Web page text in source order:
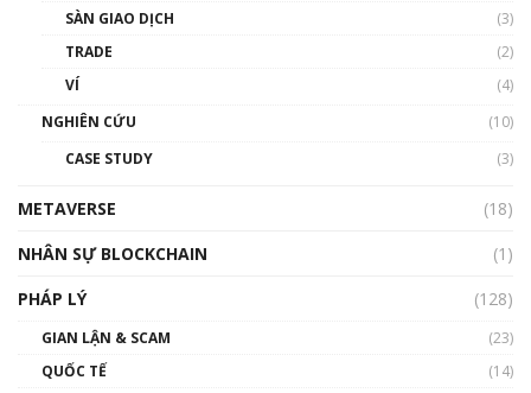
thống & Crypto qua các cuộc chiến | Phổ cập
01:32:59
gió ấm
SÀN GIAO DỊCH
(3)
TRADE
(2)
VÍ
(4)
NGHIÊN CỨU
(10)
CASE STUDY
(3)
METAVERSE
(18)
NHÂN SỰ BLOCKCHAIN
(1)
PHÁP LÝ
(128)
GIAN LẬN & SCAM
(23)
QUỐC TẾ
(14)